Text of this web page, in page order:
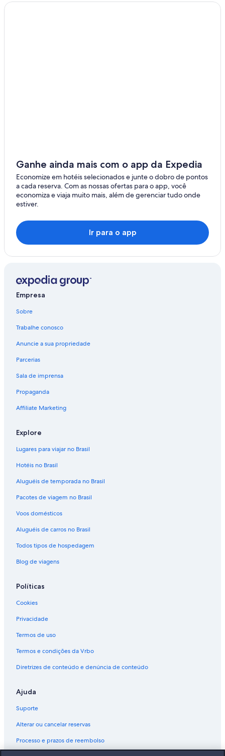
Ganhe ainda mais com o app da Expedia
Economize em hotéis selecionados e junte o dobro de pontos
a cada reserva. Com as nossas ofertas para o app, você
economiza e viaja muito mais, além de gerenciar tudo onde
estiver.
Ir para o app
Empresa
Sobre
Trabalhe conosco
Anuncie a sua propriedade
Parcerias
Sala de imprensa
Propaganda
Affiliate Marketing
Explore
Lugares para viajar no Brasil
Hotéis no Brasil
Aluguéis de temporada no Brasil
Pacotes de viagem no Brasil
Voos domésticos
Aluguéis de carros no Brasil
Todos tipos de hospedagem
Blog de viagens
Políticas
Cookies
Privacidade
Termos de uso
Termos e condições da Vrbo
Diretrizes de conteúdo e denúncia de conteúdo
Ajuda
Suporte
Alterar ou cancelar reservas
Processo e prazos de reembolso